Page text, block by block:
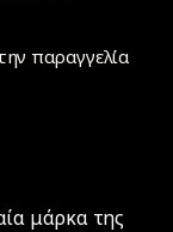
παραγγελία
μάρκα της